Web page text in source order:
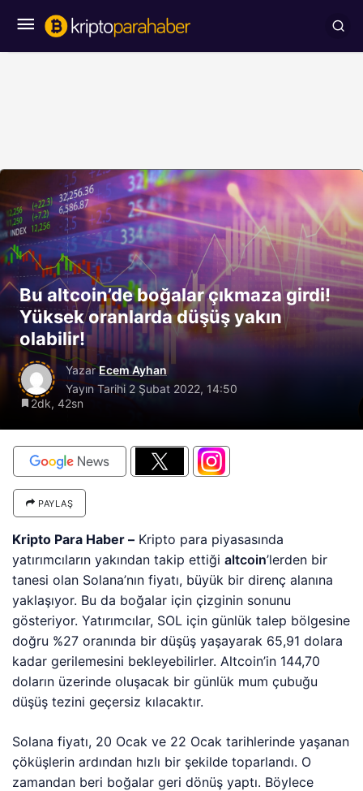
Bu altcoin’de boğalar çıkmaza girdi!
Yüksek oranlarda düşüş yakın
olabilir!
YazarEcem Ayhan
Yayın Tarihi 2 Şubat 2022, 14:50
2dk, 42sn
PAYLAŞ
Kripto Para Haber – Kripto para piyasasında
yatırımcıların yakından takip ettiğialtcoin’lerden bir
tanesi olan Solana’nın fiyatı, büyük bir direnç alanına
yaklaşıyor. Bu da boğalar için çizginin sonunu
gösteriyor. Yatırımcılar, SOL için günlük talep bölgesine
doğru %27 oranında bir düşüş yaşayarak 65,91 dolara
kadar gerilemesini bekleyebilirler. Altcoin’in 144,70
doların üzerinde oluşacak bir günlük mum çubuğu
düşüş tezini geçersiz kılacaktır.
Solana fiyatı, 20 Ocak ve 22 Ocak tarihlerinde yaşanan
çöküşlerin ardından hızlı bir şekilde toparlandı. O
zamandan beri boğalar geri dönüş yaptı. Böylece